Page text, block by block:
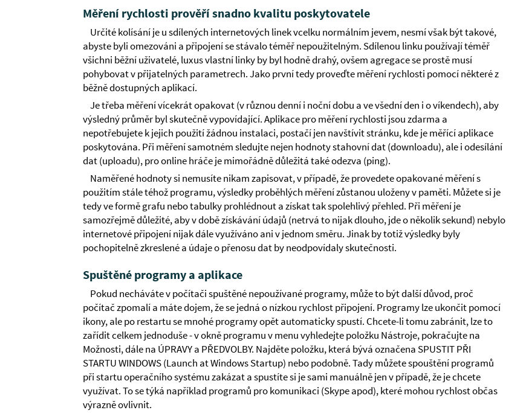
Měření rychlosti prověří snadno kvalitu poskytovatele
Určité kolísání je u sdílených internetových linek vcelku normálním jevem, nesmí však být takové,
abyste byli omezováni a připojení se stávalo téměř nepoužitelným. Sdílenou linku používají téměř
všichni běžní uživatelé, luxus vlastní linky by byl hodně drahý, ovšem agregace se prostě musí
pohybovat v přijatelných parametrech. Jako první tedy proveďte měření rychlosti pomocí některé z
běžně dostupných aplikací.
Je třeba měření vícekrát opakovat (v různou denní i noční dobu a ve všední den i o víkendech), aby
výsledný průměr byl skutečně vypovídající. Aplikace pro měření rychlosti jsou zdarma a
nepotřebujete k jejich použití žádnou instalaci, postačí jen navštívit stránku, kde je měřící aplikace
poskytována. Při měření samotném sledujte nejen hodnoty stahovní dat (downloadu), ale i odesílání
dat (uploadu), pro online hráče je mimořádně důležitá také odezva (ping).
Naměřené hodnoty si nemusíte nikam zapisovat, v případě, že provedete opakované měření s
použitím stále téhož programu, výsledky proběhlých měření zůstanou uloženy v paměti. Můžete si je
tedy ve formě grafu nebo tabulky prohlédnout a získat tak spolehlivý přehled. Při měření je
samozřejmě důležité, aby v době získávání údajů (netrvá to nijak dlouho, jde o několik sekund) nebylo
internetové připojení nijak dále využíváno ani v jednom směru. Jinak by totiž výsledky byly
pochopitelně zkreslené a údaje o přenosu dat by neodpovídaly skutečnosti.
Spuštěné programy a aplikace
Pokud necháváte v počítači spuštěné nepoužívané programy, může to být další důvod, proč
počítač zpomalí a máte dojem, že se jedná o nízkou rychlost připojení. Programy lze ukončit pomocí
ikony, ale po restartu se mnohé programy opět automaticky spustí. Chcete-li tomu zabránit, lze to
zařídit celkem jednoduše - v okně programu v menu vyhledejte položku Nástroje, pokračujte na
Možnosti, dále na ÚPRAVY a PŘEDVOLBY. Najděte položku, která bývá označena SPUSTIT PŘI
STARTU WINDOWS (Launch at Windows Startup) nebo podobně. Tady můžete spouštění programů
při startu operačního systému zakázat a spustíte si je sami manuálně jen v případě, že je chcete
využívat. To se týká například programů pro komunikaci (Skype apod), které mohou rychlost občas
výrazně ovlivnit.